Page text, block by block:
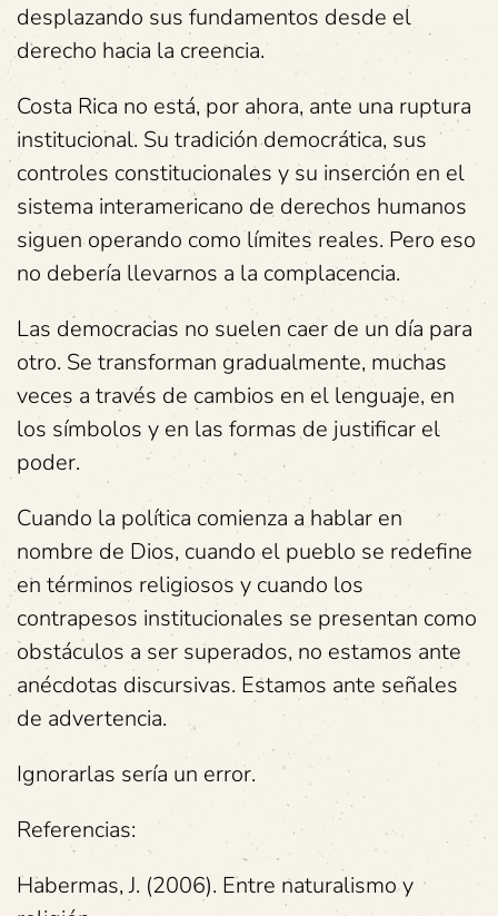
desplazando sus fundamentos desde el
derecho hacia la creencia.
Costa Rica no está, por ahora, ante una ruptura
institucional. Su tradición democrática, sus
controles constitucionales y su inserción en el
sistema interamericano de derechos humanos
siguen operando como límites reales. Pero eso
no debería llevarnos a la complacencia.
Las democracias no suelen caer de un día para
otro. Se transforman gradualmente, muchas
veces a través de cambios en el lenguaje, en
los símbolos y en las formas de justificar el
poder.
Cuando la política comienza a hablar en
nombre de Dios, cuando el pueblo se redefine
en términos religiosos y cuando los
contrapesos institucionales se presentan como
obstáculos a ser superados, no estamos ante
anécdotas discursivas. Estamos ante señales
de advertencia.
Ignorarlas sería un error.
Referencias:
Habermas, J. (2006). Entre naturalismo y